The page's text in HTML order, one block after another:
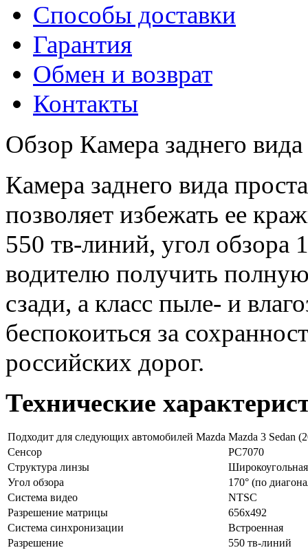
Способы доставки
Гарантия
Обмен и возврат
Контакты
Обзор Камера заднего
Камера заднего вида
позволяет избежать ее
550 тв-линий, угол обзора
водителю получить
сзади, а класс пыле- и
беспокоиться за
российских дорог.
Технические
Подходит для следующих автомобилей Mazda Mazda 3 Sedan
Сенсор
PC7070
Структура линзы
Угол обзора
170° (по
Система видео
NTSC
Разрешение матрицы
656x492
Система синхронизации
Встроенная
Разрешение
550 тв-линий